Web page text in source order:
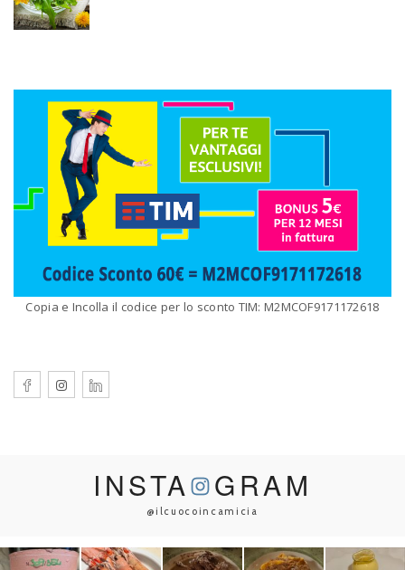
Copia e Incolla il codice per lo sconto TIM: M2MCOF9171172618
INSTA GRAM
@ilcuocoincamicia